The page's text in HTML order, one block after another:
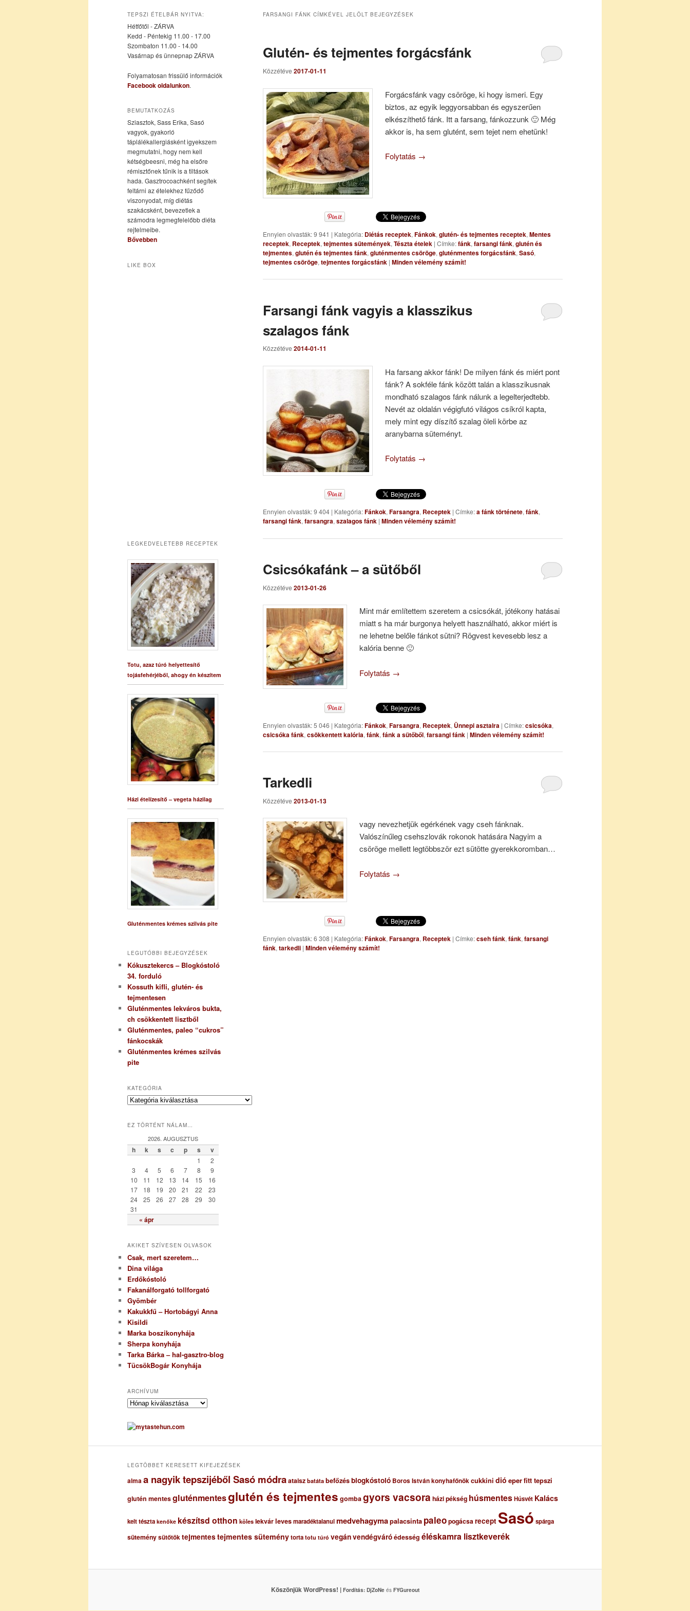
elsődleges
tartalomra
másodlagos
tartalomra
FARSANGI FÁNK CÍMKÉVEL JELÖLT BEJEGYZÉSEK
Glutén- és tejmentes forgácsfánk
Közzétéve 2017-01-11
Forgácsfánk vagy csöröge, ki hogy ismeri. Egy
biztos, az egyik leggyorsabban és egyszerűen
elkészíthető fánk. Itt a farsang, fánkozzunk 🙂 Még
akkor is, ha sem glutént, sem tejet nem ehetünk!
Folytatás →
Ennyien olvasták: 9 941 | Kategória: Diétás receptek, Fánkok, glutén- és tejmentes receptek, Mentes
receptek, Receptek, tejmentes sütemények, Tészta ételek | Címke:fánk, farsangi fánk, glutén és
tejmentes, glutén és tejmentes fánk, gluténmentes csöröge, gluténmentes forgácsfánk, Sasó,
tejmentes csöröge, tejmentes forgácsfánk | Minden vélemény számít!
Farsangi fánk vagyis a klasszikus
szalagos fánk
Közzétéve 2014-01-11
Ha farsang akkor fánk! De milyen fánk és miért pont
fánk? A sokféle fánk között talán a klasszikusnak
mondható szalagos fánk nálunk a legelterjedtebb.
Nevét az oldalán végigfutó világos csíkról kapta,
mely mint egy díszítő szalag öleli körbe az
aranybarna süteményt.
Folytatás →
Ennyien olvasták: 9 404 | Kategória:Fánkok, Farsangra, Receptek | Címke:a fánk története, fánk,
farsangi fánk, farsangra, szalagos fánk | Minden vélemény számít!
Csicsókafánk – a sütőből
Közzétéve 2013-01-26
Mint már említettem szeretem a csicsókát, jótékony hatásai
miatt s ha már burgonya helyett használható, akkor miért is
ne lehetne belőle fánkot sütni? Rögvest kevesebb lesz a
kalória benne 🙂
Folytatás →
Ennyien olvasták: 5 046 | Kategória:Fánkok, Farsangra, Receptek, Ünnepi asztalra | Címke:csicsóka,
csicsóka fánk, csökkentett kalória, fánk, fánk a sütőből, farsangi fánk | Minden vélemény számít!
Tarkedli
Közzétéve 2013-01-13
vagy nevezhetjük egérkének vagy cseh fánknak.
Valószínűleg csehszlovák rokonok hatására Nagyim a
csöröge mellett legtöbbször ezt sütötte gyerekkoromban…
Folytatás →
Ennyien olvasták: 6 308 | Kategória:Fánkok, Farsangra, Receptek | Címke:cseh fánk, fánk, farsangi
fánk, tarkedli | Minden vélemény számít!
TEPSZI ÉTELBÁR NYITVA:
Hétfőtől - ZÁRVA
Kedd - Péntekig 11.00 - 17.00
Szombaton 11.00 - 14.00
Vasárnap és ünnepnap ZÁRVA
Folyamatosan frissülő információk
Facebook oldalunkon.
BEMUTATKOZÁS
Sziasztok, Sass Erika, Sasó
vagyok, gyakorló
táplálékallergiásként igyekszem
megmutatni, hogy nem kell
kétségbeesni, még ha elsőre
rémisztőnek tűnik is a tiltások
hada. Gasztrocoachként segítek
feltárni az ételekhez fűződő
viszonyodat, míg diétás
szakácsként, bevezetlek a
számodra legmegfelelőbb diéta
rejtelmeibe.
Bővebben
LIKE BOX
LEGKEDVELETEBB RECEPTEK
Totu, azaz túró helyettesítő
tojásfehérjéből, ahogy én készítem
Házi ételízesítő – vegeta házilag
Gluténmentes krémes szilvás pite
LEGUTÓBBI BEJEGYZÉSEK
Kókusztekercs – Blogkóstoló
34. forduló
Kossuth kifli, glutén- és
tejmentesen
Gluténmentes lekváros bukta,
ch csökkentett lisztből
Gluténmentes, paleo “cukros”
fánkocskák
Gluténmentes krémes szilvás
pite
KATEGÓRIA
K
e
r
EZ TÖRTÉNT NÁLAM…
2026. AUGUSZTUS
h k s c p s v
« ápr
1
2
3
4 5 6 7 8
9
10
11 12 13 14 15
16
17
18 19 20 21 22
23
24
25 26 27 28 29
30
31
AKIKET SZÍVESEN OLVASOK
Csak, mert szeretem…
Dina világa
Erdőkóstoló
Fakanálforgató tollforgató
Gyömbér
Kakukkfű – Hortobágyi Anna
Kisildi
Marka boszikonyhája
Sherpa konyhája
Tarka Bárka – hal-gasztro-blog
TücsökBogár Konyhája
ARCHÍVUM
A
c
h
uLEGTÖBBET KERESETT KIFEJEZÉSEK
almaa nagyik tepszijéből Sasó módraataisz batáta befőzésblogkóstoló Boros István konyhafőnökcukkini dió eperfitt tepszi
glutén mentesgluténmentesglutén és tejmentes gombagyors vacsora házi pékség húsmentesHúsvét Kalács
kelt tészta kenőke készítsd otthon köles lekvárlevesmaradéktalanulmedvehagymapalacsinta paleopogácsarecept Sasó spárga
süteménysütőtöktejmentestejmentes süteménytorta totu túró vegánvendégváróédesség éléskamra lisztkeverék
Köszönjük WordPress! | Fordítás: DjZoNeés FYGureout